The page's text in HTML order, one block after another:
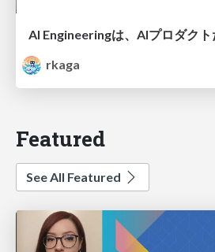
rkaga
Featured
See All Featured